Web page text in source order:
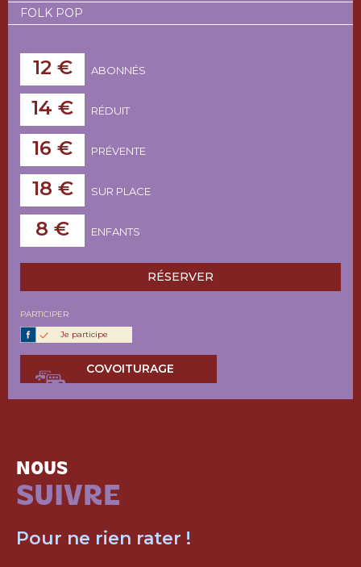
FOLK POP
12 € ABONNÉS
14 € RÉDUIT
16 € PRÉVENTE
18 € SUR PLACE
8 € ENFANTS
RÉSERVER
PARTICIPER
Je participe
COVOITURAGE
NOUS
SUIVRE
Pour ne rien rater !